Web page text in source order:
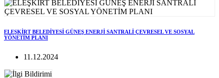
ELEŞKİRT BELEDİYESİ GÜNEŞ ENERJİ SANTRALİ ÇEVRESEL VE SOSYAL
YÖNETİM PLANI
11.12.2024